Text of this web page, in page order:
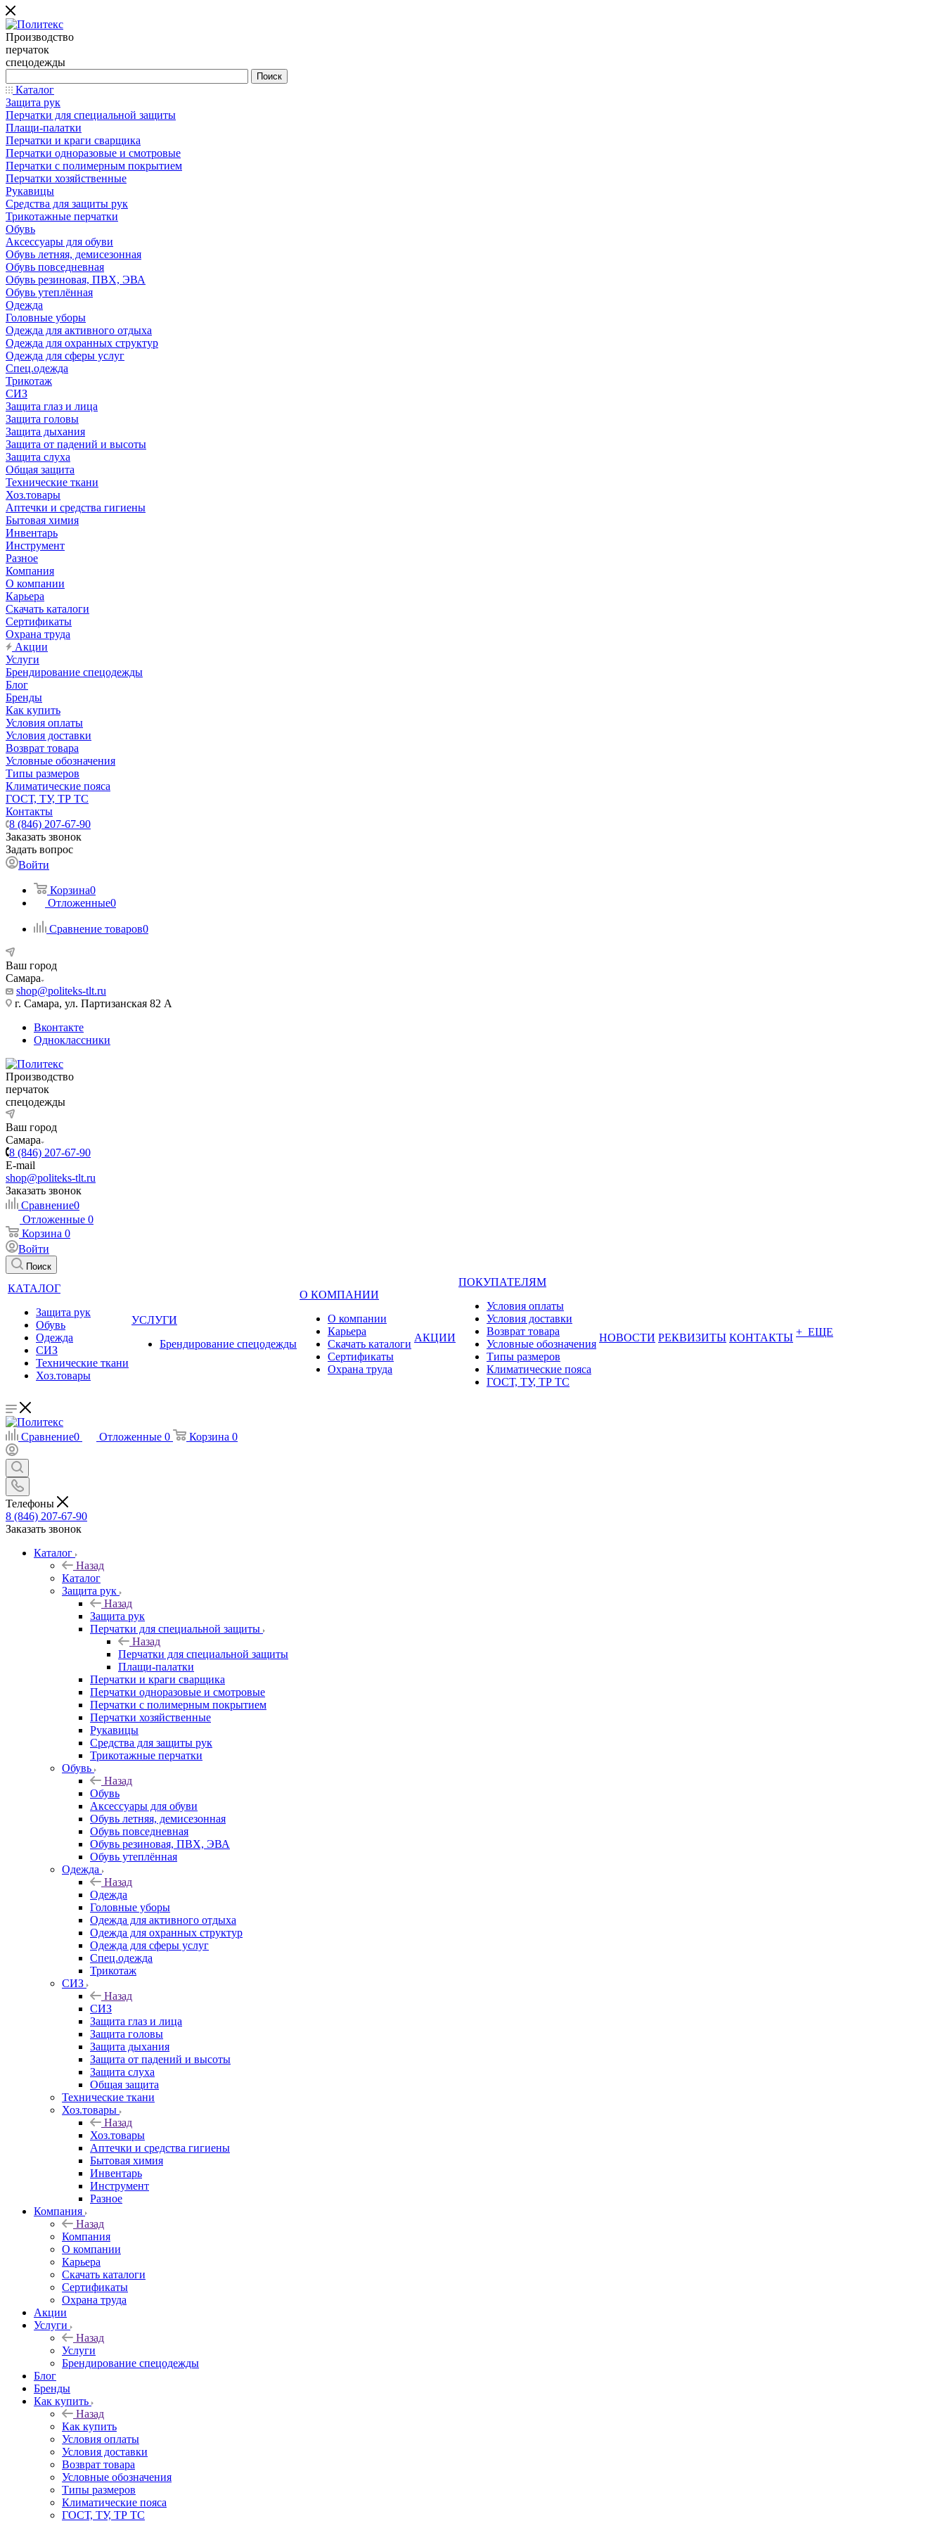
Производство
перчаток
спецодежды
Каталог
Защита рук
Перчатки для специальной защиты
Плащи-палатки
Перчатки и краги сварщика
Перчатки одноразовые и смотровые
Перчатки с полимерным покрытием
Перчатки хозяйственные
Рукавицы
Средства для защиты рук
Трикотажные перчатки
Обувь
Аксессуары для обуви
Обувь летняя, демисезонная
Обувь повседневная
Обувь резиновая, ПВХ, ЭВА
Обувь утеплённая
Одежда
Головные уборы
Одежда для активного отдыха
Одежда для охранных структур
Одежда для сферы услуг
Спец.одежда
Трикотаж
СИЗ
Защита глаз и лица
Защита головы
Защита дыхания
Защита от падений и высоты
Защита слуха
Общая защита
Технические ткани
Хоз.товары
Аптечки и средства гигиены
Бытовая химия
Инвентарь
Инструмент
Разное
Компания
О компании
Карьера
Cкачать каталоги
Сертификаты
Охрана труда
Акции
Услуги
Брендирование спецодежды
Блог
Бренды
Как купить
Условия оплаты
Условия доставки
Возврат товара
Условные обозначения
Типы размеров
Климатические пояса
ГОСТ, ТУ, ТР ТС
Контакты
8 (846) 207-67-90
Заказать звонок
Задать вопрос
Войти
Корзина0
Отложенные0
Сравнение товаров0
Ваш город
Самара
shop@politeks-tlt.ru
г. Самара, ул. Партизанская 82 А
Вконтакте
Одноклассники
Производство
перчаток
спецодежды
Ваш город
Самара
8 (846) 207-67-90
E-mail
shop@politeks-tlt.ru
Заказать звонок
Сравнение0
Отложенные 0
Корзина 0
Войти
Поиск
КАТАЛОГ
Защита рук
Обувь
Одежда
СИЗ
Технические ткани
Хоз.товары
УСЛУГИ
Брендирование спецодежды
О КОМПАНИИ
О компании
Карьера
Cкачать каталоги
Сертификаты
Охрана труда
АКЦИИ
ПОКУПАТЕЛЯМ
Условия оплаты
Условия доставки
Возврат товара
Условные обозначения
Типы размеров
Климатические пояса
ГОСТ, ТУ, ТР ТС
НОВОСТИ РЕКВИЗИТЫ КОНТАКТЫ + ЕЩЕ
Сравнение0 Отложенные 0 Корзина 0
Телефоны
8 (846) 207-67-90
Заказать звонок
Каталог
Назад
Каталог
Защита рук
Назад
Защита рук
Перчатки для специальной защиты
Назад
Перчатки для специальной защиты
Плащи-палатки
Перчатки и краги сварщика
Перчатки одноразовые и смотровые
Перчатки с полимерным покрытием
Перчатки хозяйственные
Рукавицы
Средства для защиты рук
Трикотажные перчатки
Обувь
Назад
Обувь
Аксессуары для обуви
Обувь летняя, демисезонная
Обувь повседневная
Обувь резиновая, ПВХ, ЭВА
Обувь утеплённая
Одежда
Назад
Одежда
Головные уборы
Одежда для активного отдыха
Одежда для охранных структур
Одежда для сферы услуг
Спец.одежда
Трикотаж
СИЗ
Назад
СИЗ
Защита глаз и лица
Защита головы
Защита дыхания
Защита от падений и высоты
Защита слуха
Общая защита
Технические ткани
Хоз.товары
Назад
Хоз.товары
Аптечки и средства гигиены
Бытовая химия
Инвентарь
Инструмент
Разное
Компания
Назад
Компания
О компании
Карьера
Cкачать каталоги
Сертификаты
Охрана труда
Акции
Услуги
Назад
Услуги
Брендирование спецодежды
Блог
Бренды
Как купить
Назад
Как купить
Условия оплаты
Условия доставки
Возврат товара
Условные обозначения
Типы размеров
Климатические пояса
ГОСТ, ТУ, ТР ТС